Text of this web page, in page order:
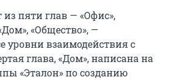
из пяти глав — «Офис»,
«Общество», —
уровни взаимодействия с
глава, «Дом», написана на
«Эталон» по созданию